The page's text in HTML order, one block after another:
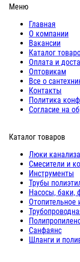
Меню
Главная
О компании
Вакансии
Каталог
Оплата и
Оптовикам
Все о
Контакты
Политика
Согласие на
Каталог товаров
Люки
Cмесители и
Инструменты
Трубы
Насосы, баки,
Отопительное
Санфаянс
Шланги и